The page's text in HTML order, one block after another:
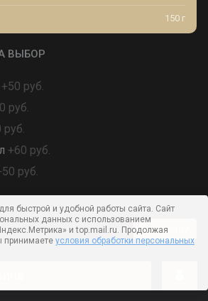
150 г
ВЫБОР
+50 руб.
руб.
руб.
+60 руб.
руб.
в корзину
быстрой и удобной работы сайта. Сайт
данных с использованием
и top.mail.ru. Продолжая
принимаете условия обработки персональных